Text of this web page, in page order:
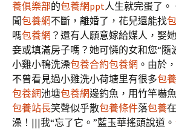
養俱樂部的包養網ppt人生就完蛋了。
聞包養網不斷，離婚了，花兒還能找
嗎包養網 ？還有人願意嫁給媒人，娶
妾或填滿房子嗎？她可憐的女和您“隨
小雞小鴨洗澡包養合約包養網 。由於
不曾看見過小雞洗小荷塘里有很多包
包養網池塘包養網邊釣魚，用竹竿嚇魚
包養站長笑聲似乎散包養條件落包養在
澡！|||我“忘了它。”藍玉華搖頭說道。